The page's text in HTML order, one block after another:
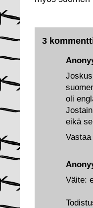
3
Väite:
oli
eikä
Vastaa